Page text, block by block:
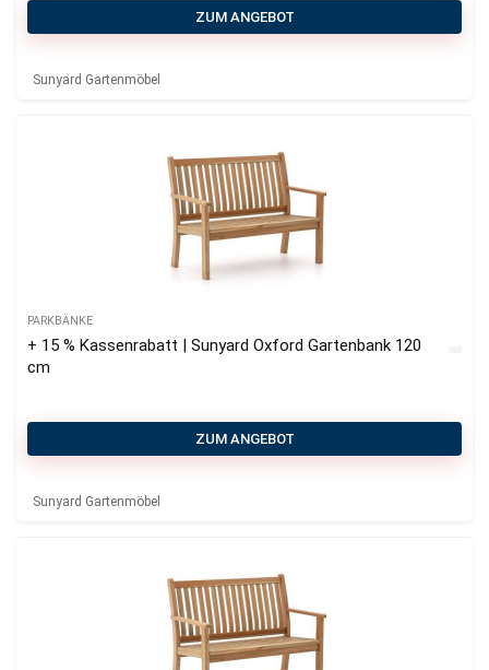
ZUM ANGEBOT
Sunyard Gartenmöbel
PARKBÄNKE
+ 15 % Kassenrabatt | Sunyard Oxford Gartenbank 120
cm
ZUM ANGEBOT
Sunyard Gartenmöbel